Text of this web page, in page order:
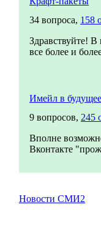
34 вопроса, 158
Здравствуйте! В
все более и
Имейл в будущее
9 вопросов, 245
Вполне
Вконтакте
Новости СМИ2